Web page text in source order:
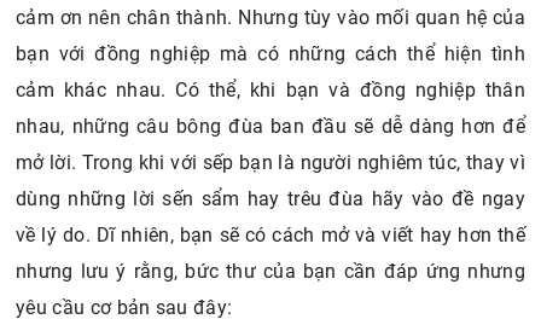
cảm ơn nên chân thành. Nhưng tùy vào mối quan hệ của
bạn với đồng nghiệp mà có những cách thể hiện tình
cảm khác nhau. Có thể, khi bạn và đồng nghiệp thân
nhau, những câu bông đùa ban đầu sẽ dễ dàng hơn để
mở lời. Trong khi với sếp bạn là người nghiêm túc, thay vì
dùng những lời sến sẩm hay trêu đùa hãy vào đề ngay
về lý do. Dĩ nhiên, bạn sẽ có cách mở và viết hay hơn thế
nhưng lưu ý rằng, bức thư của bạn cần đáp ứng nhưng
yêu cầu cơ bản sau đây: